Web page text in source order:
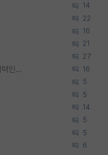
14
22
16
21
27
박사진학하기에 2억은 괜찮은 (?) 정도의 경제력인가요 16
5
5
14
5
5
6